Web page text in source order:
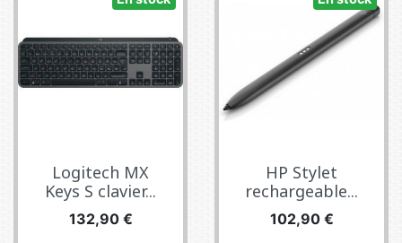
Logitech MX
Keys S clavier...
Prix
132,90 €
HP Stylet
rechargeable...
Prix
102,90 €